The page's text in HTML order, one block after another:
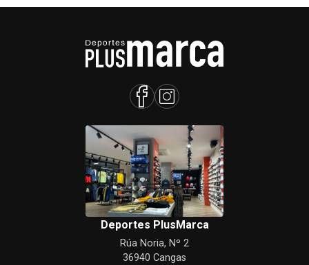
Deportes PlusMarca
Rúa Noria, Nº 2
36940 Cangas